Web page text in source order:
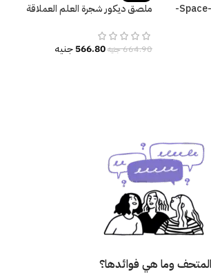
بوستر-ملصق ديكور-فضاء-Space-
ملصق ديكور شجرة العلم العملاقة
664.90جنيه566.80جنيه
وما هي فوائدها؟